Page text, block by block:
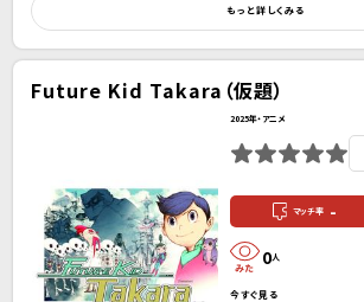
もっと詳しくみる
Future Kid Takara（仮題）
2025年・アニメ
マッチ率 -
0人
今すぐ見る